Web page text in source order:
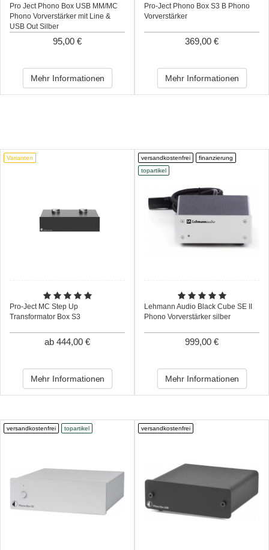
Pro Ject Phono Box USB MM/MC
Phono Vorverstärker mit Line &
USB Out Silber
95,00 €
Mehr Informationen
Pro-Ject Phono Box S3 B Phono
Vorverstärker
369,00 €
Mehr Informationen
Varianten
Pro-Ject MC Step Up
Transformator Box S3
ab 444,00 €
Mehr Informationen
versandkostenfrei
finanzierung
topartikel
Lehmann Audio Black Cube SE II
Phono Vorverstärker silber
999,00 €
Mehr Informationen
versandkostenfrei topartikel versandkostenfrei